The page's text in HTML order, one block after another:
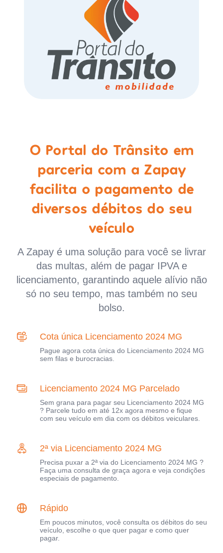
O Portal do Trânsito em
parceria com a Zapay
facilita o pagamento de
diversos débitos do seu
veículo
A Zapay é uma solução para você se livrar
das multas, além de pagar IPVA e
licenciamento, garantindo aquele alívio não
só no seu tempo, mas também no seu
bolso.
Cota única Licenciamento 2024 MG
Pague agora cota única do Licenciamento 2024 MG
sem filas e burocracias.
Licenciamento 2024 MG Parcelado
Sem grana para pagar seu Licenciamento 2024 MG
? Parcele tudo em até 12x agora mesmo e fique
com seu veículo em dia com os débitos veiculares.
2ª via Licenciamento 2024 MG
Precisa puxar a 2ª via do Licenciamento 2024 MG ?
Faça uma consulta de graça agora e veja condições
especiais de pagamento.
Rápido
Em poucos minutos, você consulta os débitos do seu
veículo, escolhe o que quer pagar e como quer
pagar.